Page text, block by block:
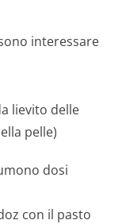
interessare
lievito delle
pelle)
dosi
con il pasto